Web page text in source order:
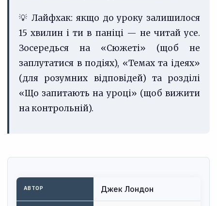
💡 Лайфхак: якщо до уроку залишилося
15 хвилин і ти в паніці — не читай усе.
Зосередься на «Сюжеті» (щоб не
заплутатися в подіях), «Темах та ідеях»
(для розумних відповідей) та розділі
«Що запитають на уроці» (щоб вижити
на контрольній).
АВТОР Джек Лондон